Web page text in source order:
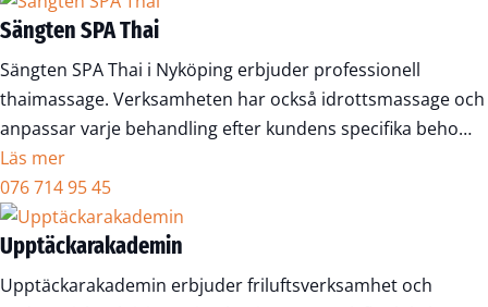
Sängten SPA Thai
Sängten SPA Thai i Nyköping erbjuder professionell
thaimassage. Verksamheten har också idrottsmassage och
anpassar varje behandling efter kundens specifika beho…
Läs mer
076 714 95 45
Upptäckarakademin
Upptäckarakademin erbjuder friluftsverksamhet och